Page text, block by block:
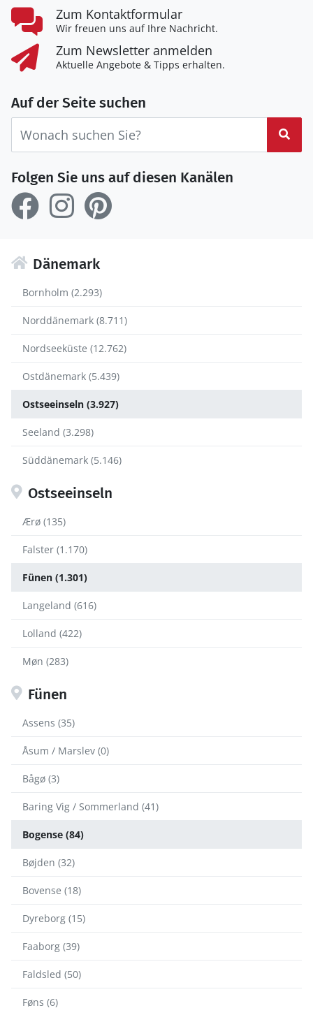
Zum Kontaktformular
Wir freuen uns auf Ihre Nachricht.
Zum Newsletter anmelden
Aktuelle Angebote & Tipps erhalten.
Auf der Seite suchen
Folgen Sie uns auf diesen Kanälen
Dänemark
Bornholm (2.293)
Norddänemark (8.711)
Nordseeküste (12.762)
Ostdänemark (5.439)
Ostseeinseln (3.927)
Seeland (3.298)
Süddänemark (5.146)
Ostseeinseln
Ærø (135)
Falster (1.170)
Fünen (1.301)
Langeland (616)
Lolland (422)
Møn (283)
Fünen
Assens (35)
Åsum / Marslev (0)
Bågø (3)
Baring Vig / Sommerland (41)
Bogense (84)
Bøjden (32)
Bovense (18)
Dyreborg (15)
Faaborg (39)
Faldsled (50)
Føns (6)